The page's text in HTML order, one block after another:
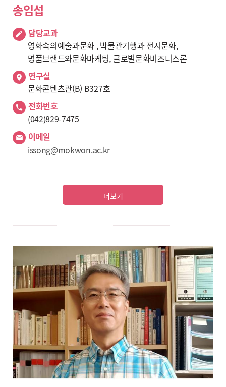
송임섭
담당교과
영화속의예술과문화 , 박물관기행과 전시문화,
명품브랜드와문화마케팅, 글로벌문화비즈니스론
연구실
문화콘텐츠관(B) B327호
전화번호
(042)829-7475
이메일
issong@mokwon.ac.kr
더보기